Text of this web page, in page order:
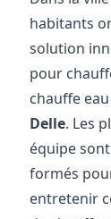
habitants
solution
pour
chauffe
Delle. Les
équipe
formés
entretenir